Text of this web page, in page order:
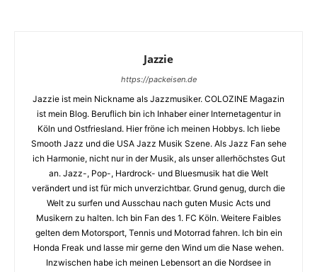
Jazzie
https://packeisen.de
Jazzie ist mein Nickname als Jazzmusiker. COLOZINE Magazin
ist mein Blog. Beruflich bin ich Inhaber einer Internetagentur in
Köln und Ostfriesland. Hier fröne ich meinen Hobbys. Ich liebe
Smooth Jazz und die USA Jazz Musik Szene. Als Jazz Fan sehe
ich Harmonie, nicht nur in der Musik, als unser allerhöchstes Gut
an. Jazz-, Pop-, Hardrock- und Bluesmusik hat die Welt
verändert und ist für mich unverzichtbar. Grund genug, durch die
Welt zu surfen und Ausschau nach guten Music Acts und
Musikern zu halten. Ich bin Fan des 1. FC Köln. Weitere Faibles
gelten dem Motorsport, Tennis und Motorrad fahren. Ich bin ein
Honda Freak und lasse mir gerne den Wind um die Nase wehen.
Inzwischen habe ich meinen Lebensort an die Nordsee in